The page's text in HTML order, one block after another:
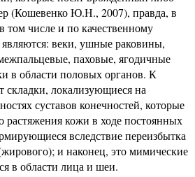
(Кошевенко Ю.Н., 2007), правда, в
том числе и по качественному
веки, ушные раковины,
паховые, ягодичные
в области половых органов. К
складки, локализующиеся на
суставов конечностей, которые
растяжения кожи в ходе постоянных
вследствие переизбытка
и наконец, это мимические
в области лица и шеи.